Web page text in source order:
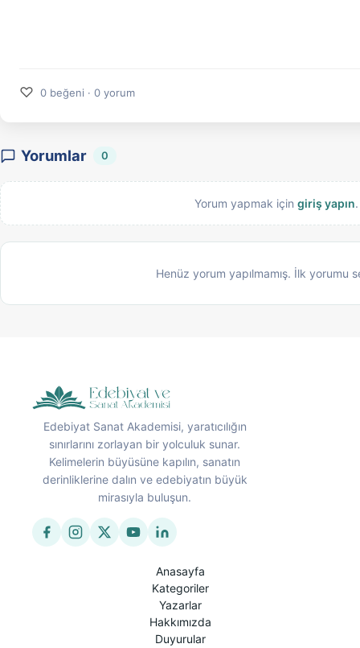
♡ 0 beğeni · 0 yorum
Yorumlar 0
Yorum yapmak için giriş yapın.
Henüz yorum yapılmamış. İlk yorumu
Edebiyat Sanat Akademisi, yaratıcılığın
sınırlarını zorlayan bir yolculuk sunar.
Kelimelerin büyüsüne kapılın, sanatın
derinliklerine dalın ve edebiyatın büyük
mirasıyla buluşun.
Anasayfa
Kategoriler
Yazarlar
Hakkımızda
Duyurular